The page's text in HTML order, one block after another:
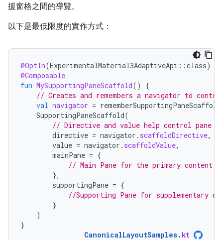
援窗格之間的導覽。
以下是最低限度的實作方式：
@OptIn(ExperimentalMaterial3AdaptiveApi ::class)
@Composable
fun MySupportingPaneScaffold()
{
// Creates and remembers a navigator to
val navigator =
SupportingPaneScaffold(
// Directive and value help control pane
directive = navigator . scaffoldDirective,
value = navigator . scaffoldValue,
mainPane = {
// Main Pane for the primary content
},
supportingPane = {
//Supporting Pane for supplementary
}
)
}
CanonicalLayoutSamples. kt